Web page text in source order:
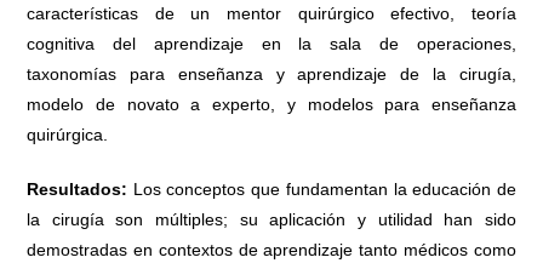
características de un mentor quirúrgico efectivo, teoría
cognitiva del aprendizaje en la sala de operaciones,
taxonomías para enseñanza y aprendizaje de la cirugía,
modelo de novato a experto, y modelos para enseñanza
quirúrgica.
Resultados: Los conceptos que fundamentan la educación de
la cirugía son múltiples; su aplicación y utilidad han sido
demostradas en contextos de aprendizaje tanto médicos como